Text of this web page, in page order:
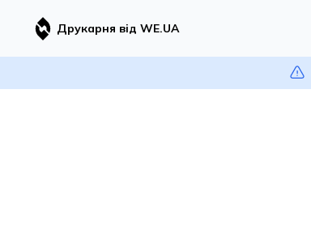
Друкарня від WE.UA